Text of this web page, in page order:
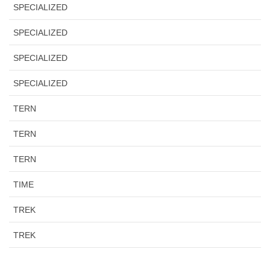
SPECIALIZED
SPECIALIZED
SPECIALIZED
SPECIALIZED
TERN
TERN
TERN
TIME
TREK
TREK